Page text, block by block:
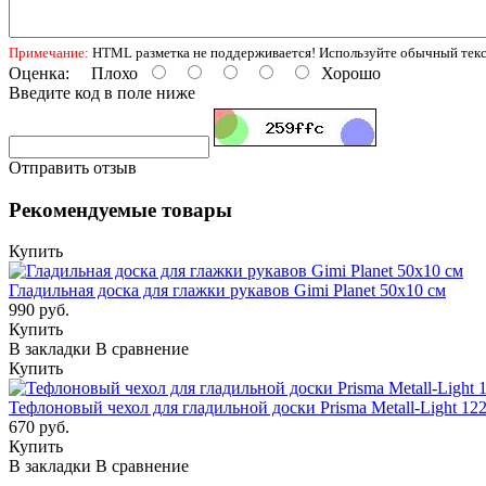
Примечание: HTML разметка не поддерживается! Используйте обычный
Оценка: Плохо
Хорошо
Введите код в поле ниже
Отправить отзыв
Рекомендуемые товары
Купить
Гладильная доска для глажки рукавов Gimi Planet 50х10 см
990 руб.
Купить
В закладки В сравнение
Купить
Тефлоновый чехол для гладильной доски Prisma Metall-Light
670 руб.
Купить
В закладки В сравнение